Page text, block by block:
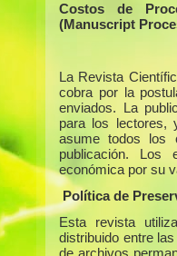
Costos de
(Manuscript
La Revista
cobra por la
enviados. La
para los lectores,
asume todos los
publicación. Los
económica por su
Política de
Esta revista
distribuido entre
de archivos